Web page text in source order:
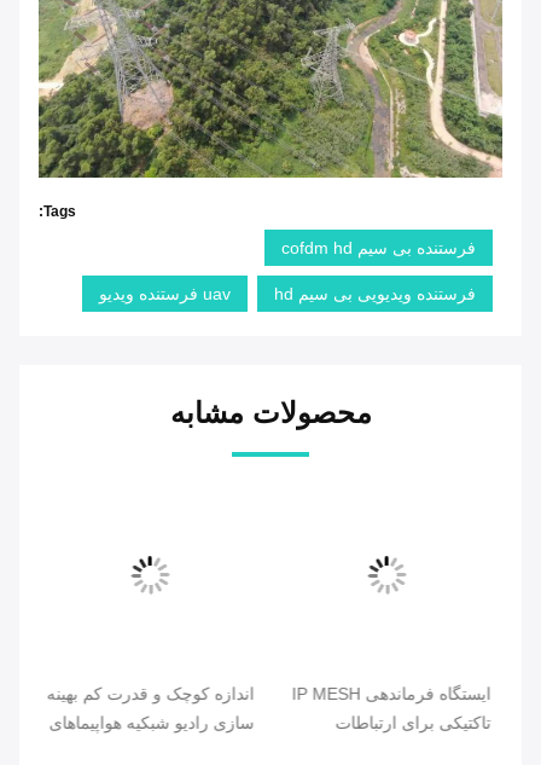
Tags:
فرستنده بی سیم cofdm hd
فرستنده ویدیویی بی سیم hd uav فرستنده ویدیو
محصولات مشابه
ایستگاه فرماندهی IP MESH
تاکتیکی برای ارتباطات
اندازه کوچک و قدرت کم بهینه
سازی رادیو شبکیه هواپیماهای